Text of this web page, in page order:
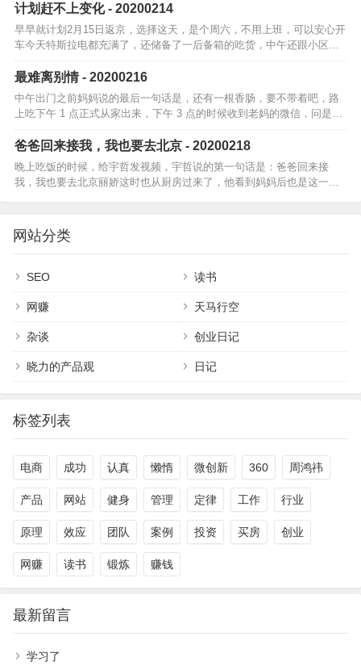
和，午饭是在院子…
计划赶不上变化 - 20200214
早早就计划2月15日返京，选择这天，是个周六，不用上班，可以安心开
车今天特斯拉电都充满了，还储备了一后备箱的吃货，中午还跟小区工
作人员确认返程的注意事项和流程进小区门口登记签到，然后回家后两
周别出门等…
最难离别情 - 20200216
中午出门之前妈妈说的最后一句话是，还有一根香肠，要不带着吧，路
上吃下午 1 点正式从家出来，下午 3 点的时候收到老妈的微信，问是否
上高速了然后下午一路上一直在想，「最难离别情」，「儿行千里母担
忧」有…
爸爸回来接我，我也要去北京 - 20200218
晚上吃饭的时候，给宇哲发视频，宇哲说的第一句话是：爸爸回来接
我，我也要去北京丽娇这时也从厨房过来了，他看到妈妈后也是这一
网站分类
SEO 读书
网赚 天马行空
杂谈 创业日记
晓力的产品观 日记
标签列表
电商 成功 认真 懒惰 微创新 360 周鸿祎
产品 网站 健身 管理 定律 工作 行业
原理 效应 团队 案例 投资 买房 创业
网赚 读书 锻炼 赚钱
最新留言
学习了